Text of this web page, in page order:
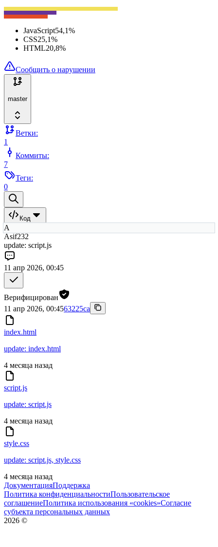
JavaScript54,1%
CSS25,1%
HTML20,8%
Сообщить о нарушении
master
Ветки:
1
Коммиты:
7
Теги:
0
Код
A
Asif232
update: script.js
11 апр 2026, 00:45
Верифицирован
11 апр 2026, 00:4563225ca
index.html
update: index.html
4 месяца назад
script.js
update: script.js
4 месяца назад
style.css
update: script.js, style.css
4 месяца назад
ДокументацияПоддержка
Политика конфиденциальностиПользовательское
соглашениеПолитика использования «cookies»Согласие
субъекта персональных данных
2026 ©